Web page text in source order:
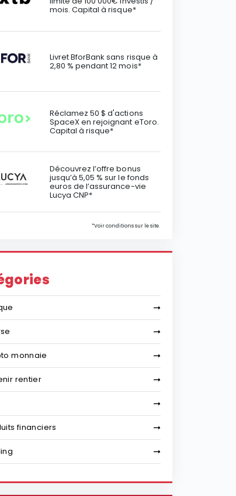
mois. Capital à risque*
Livret BforBank sans risque à
2,80 % pendant 12 mois*
Réclamez 50 $ d'actions
SpaceX en rejoignant eToro.
Capital à risque*
Découvrez l’offre bonus
jusqu’à 5,05 % sur le fonds
euros de l’assurance-vie
Lucya CNP*
*Voir conditions sur le site.
monnaie
rentier
financiers